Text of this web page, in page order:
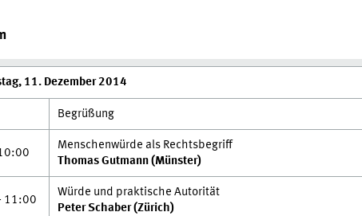
11.Dezember2014
Begrüßung
Menschenwürde als Rechtsbegriff
Thomas Gutmann (Münster)
11:00
Würde und praktische Autorität
Peter Schaber (Zürich)